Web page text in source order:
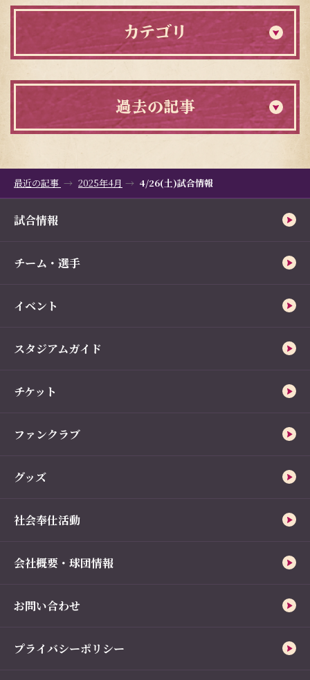
カテゴリ
過去の記事
最近の記事 2025年4月 4/26(土)試合情報
試合情報
チーム・選手
イベント
スタジアムガイド
チケット
ファンクラブ
グッズ
社会奉仕活動
会社概要・球団情報
お問い合わせ
プライバシーポリシー